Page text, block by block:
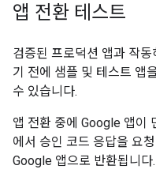
앱 전환 테스트
검증된 프로덕션 앱과 작
기 전에 샘플 및 테스트 앱
수 있습니다.
앱 전환 중에 Google 앱이
에서 승인 코드 응답을 요
Google 앱으로 반환됩니다.